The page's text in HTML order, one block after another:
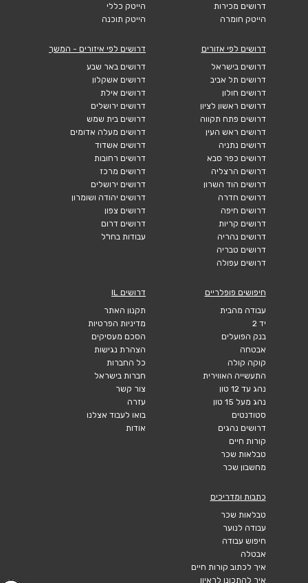
דרושים מכירות
הייטק חומרה
הייטק כללי
הייטק תוכנה
דרושים לפי אזורים
דרושים בישראל
דרושים תל אביב
דרושים חולון
דרושים ראשון לציון
דרושים פתח תקווה
דרושים ראש העין
דרושים נתניה
דרושים כפר סבא
דרושים הרצליה
דרושים הוד השרון
דרושים חדרה
דרושים חיפה
דרושים קריות
דרושים נהריה
דרושים טבריה
דרושים עפולה
דרושים לפי איזורים - המשך
דרושים באר שבע
דרושים אשקלון
דרושים אילת
דרושים ירושלים
דרושים בית שמש
דרושים מעלה אדומים
דרושים אשדוד
דרושים רחובות
דרושים מרכז
דרושים ירושלים
דרושים יהודה ושומרון
דרושים צפון
דרושים דרום
עבודות בחו"ל
חיפושים פופלריים
עבודה מהבית
יד 2
בנק הפועלים
אבטחה
קוקה קולה
התעשייה האווירית
נהג עד 12 טון
נהג מעל 15 טון
סטודנטים
דרושים נהגים
קורות חיים
טבלאות שכר
מחשבון שכר
דרושים IL
תקנון האתר
מדיניות הפרטיות
הסכם מעסיקים
הצהרת נגישות
כל החברות
חברות בישראל
צור קשר
עזרה
בואו לעבוד אצלנו
אודות
כתבות ומדריכים
טבלאות שכר
עבודה לנוער
חיפוש עבודה
אבטלה
איך לכתוב קורות חיים
איך להתכונן לראיון